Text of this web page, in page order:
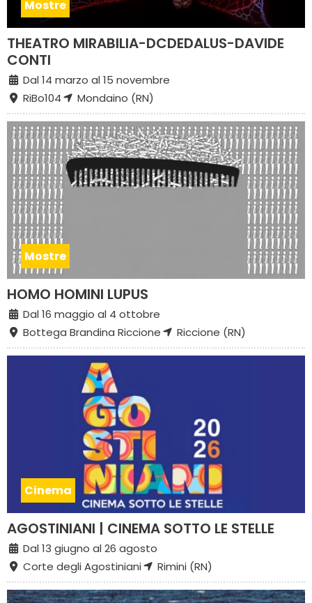
Mostre
THEATRO MIRABILIA-DCDEDALUS-DAVIDE
CONTI
Dal 14 marzo al 15 novembre
RiBo104
Mondaino (RN)
Mostre
HOMO HOMINI LUPUS
Dal 16 maggio al 4 ottobre
Bottega Brandina Riccione
Riccione (RN)
Cinema
AGOSTINIANI | CINEMA SOTTO LE STELLE
Dal 13 giugno al 26 agosto
Corte degli Agostiniani
Rimini (RN)